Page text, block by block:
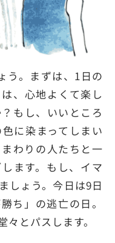
う。まずは、1日の
、心地よくて楽し
もし、いいところ
に染まってしまい
わりの人たちと一
ます。もし、イマ
しょう。今日は9日
ち」の逃亡の日。
とパスします。